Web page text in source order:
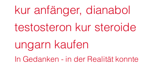
kur anfänger, dianabol
testosteron kur steroide
ungarn kaufen
In Gedanken - in der Realität konnte